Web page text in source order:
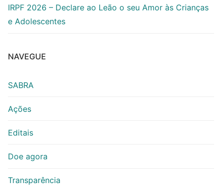
IRPF 2026 – Declare ao Leão o seu Amor às Crianças
e Adolescentes
NAVEGUE
SABRA
Ações
Editais
Doe agora
Transparência